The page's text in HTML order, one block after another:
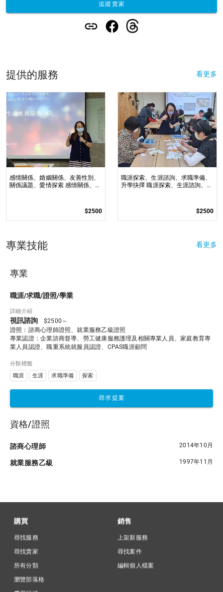
追蹤賣家
提供的服務 看更多
感情關係、婚姻關係、友善性別、
關係議題、愛情探索 感情關係、婚
$2500
職涯探索、生涯諮詢、求職準備、
升學抉擇 職涯探索、生涯諮詢、求
$2500
專業技能 看更多
專業
職涯/求職/證照/學業
詳細介紹
視訊諮詢
$2500～
證照：諮商心理師證照、就業服務乙級證照
專業認證：企業諮商督導、勞工健康服務護理及相關專業人員、家庭教育專
分類標籤
職涯
生涯 求職準備 探索
尋求提案
資格/證照
諮商心理師 2014年10月
就業服務乙級 1997年11月
購買
尋找服務
尋找賣家
所有分類
瀏覽部落格
銷售
上架新服務
尋找案件
編輯個人檔案